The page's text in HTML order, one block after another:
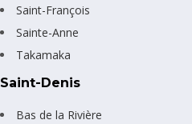
Saint-François
Sainte-Anne
Takamaka
Saint-Denis
Bas de la Rivière